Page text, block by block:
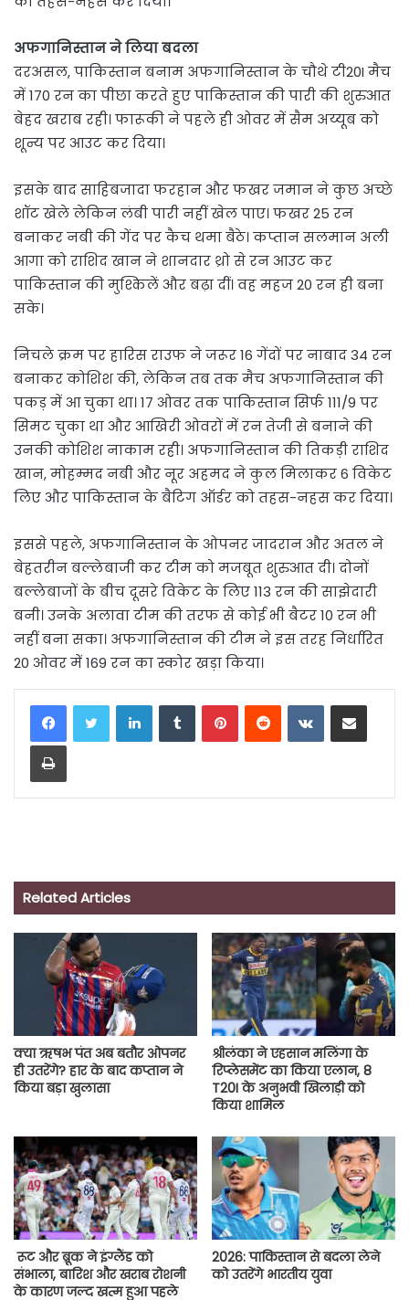
अफगानिस्तान ने लिया बदला
दरअसल, पाकिस्तान बनाम अफगानिस्तान के चौथे टी20I मैच
में 170 रन का पीछा करते हुए पाकिस्तान की पारी की शुरुआत
बेहद खराब रही। फारूकी ने पहले ही ओवर में सैम अय्यूब को
शून्य पर आउट कर दिया।
इसके बाद साहिबजादा फरहान और फखर जमान ने कुछ अच्छे
शॉट खेले लेकिन लंबी पारी नहीं खेल पाए। फखर 25 रन
बनाकर नबी की गेंद पर कैच थमा बैठे। कप्तान सलमान अली
आगा को राशिद खान ने शानदार थ्रो से रन आउट कर
पाकिस्तान की मुश्किलें और बढ़ा दीं। वह महज 20 रन ही बना
सके।
निचले क्रम पर हारिस राउफ ने जरूर 16 गेंदों पर नाबाद 34 रन
बनाकर कोशिश की, लेकिन तब तक मैच अफगानिस्तान की
पकड़ में आ चुका था। 17 ओवर तक पाकिस्तान सिर्फ 111/9 पर
सिमट चुका था और आखिरी ओवरों में रन तेजी से बनाने की
उनकी कोशिश नाकाम रही। अफगानिस्तान की तिकड़ी राशिद
खान, मोहम्मद नबी और नूर अहमद ने कुल मिलाकर 6 विकेट
लिए और पाकिस्तान के बैटिग ऑर्डर को तहस-नहस कर दिया।
इससे पहले, अफगानिस्तान के ओपनर जादरान और अतल ने
बेहतरीन बल्लेबाजी कर टीम को मजबूत शुरुआत दी। दोनों
बल्लेबाजों के बीच दूसरे विकेट के लिए 113 रन की साझेदारी
बनी। उनके अलावा टीम की तरफ से कोई भी बैटर 10 रन भी
नहीं बना सका। अफगानिस्तान की टीम ने इस तरह निर्धारित
20 ओवर में 169 रन का स्कोर खड़ा किया।
LinkedInTumblrPinterestReddit VKontakteShare via Email
Print
Related Articles
क्या ऋषभ पंत अब बतौर ओपनर
ही उतरेंगे? हार के बाद कप्तान ने
किया बड़ा खुलासा
श्रीलंका ने एहसान मलिंगा के
रिप्‍लेसमेंट का किया एलान, 8
T20I के अनुभवी खिलाड़ी को
किया शामिल
रूट और ब्रूक ने इंग्लैंड को
संभाला, बारिश और खराब रोशनी
के कारण जल्द खत्म हुआ पहले
2026: पाकिस्तान से बदला लेने
को उतरेंगे भारतीय युवा